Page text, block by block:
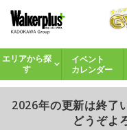
エリアから探
す
イベント
カレンダー
2026年の更新は終了
どうぞよ